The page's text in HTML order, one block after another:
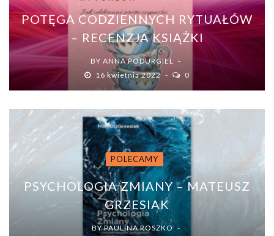
POTĘGA CODZIENNYCH RYTUAŁÓW
– RECENZJA KSIĄŻKI
BY ANNA PODURGIEL
16 kwietnia 2022
0
POLECAMY
PSYCHOLOGIA ZMIANY – MATEUSZ
GRZESIAK
BYPAULINA ROSZKO